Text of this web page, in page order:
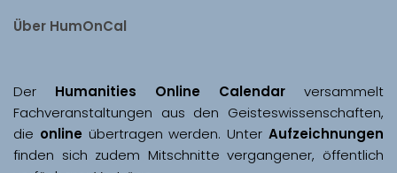
Über HumOnCal
Der Humanities Online Calendar versammelt
Fachveranstaltungen aus den Geisteswissenschaften,
die online übertragen werden. Unter Aufzeichnungen
finden sich zudem Mitschnitte vergangener, öffentlich